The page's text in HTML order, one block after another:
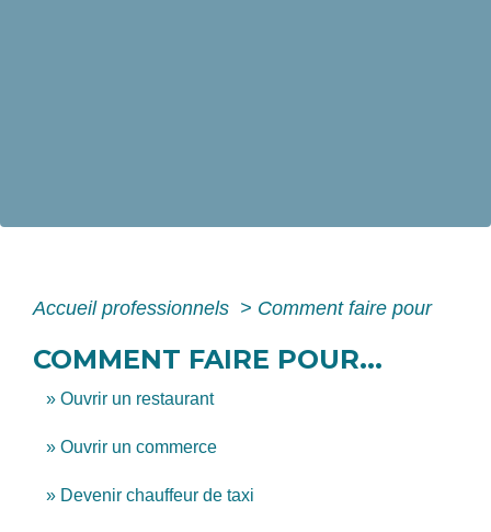
Accueil professionnels > Comment faire pour
COMMENT FAIRE POUR...
Ouvrir un restaurant
Ouvrir un commerce
Devenir chauffeur de taxi